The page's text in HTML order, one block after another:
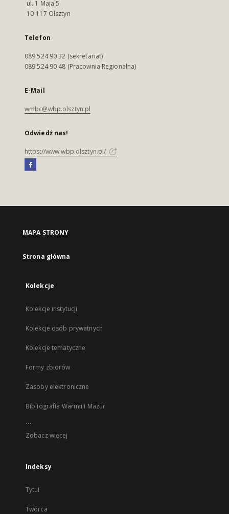
ul. 1 Maja 5
10-117 Olsztyn
Telefon
089 524 90 32 (sekretariat)
089 524 90 48 (Pracownia Regionalna)
E-Mail
wmbc@wbp.olsztyn.pl
Odwiedź nas!
https://www.wbp.olsztyn.pl/
MAPA STRONY
Strona główna
Kolekcje
Kolekcje instytucji
Kolekcje osób prywatnych
Kolekcje tematyczne
Formy zbiorów
Zasoby elektroniczne
Bibliografia Warmii i Mazur
...
Zobacz więcej
Indeksy
Tytuł
Twórca